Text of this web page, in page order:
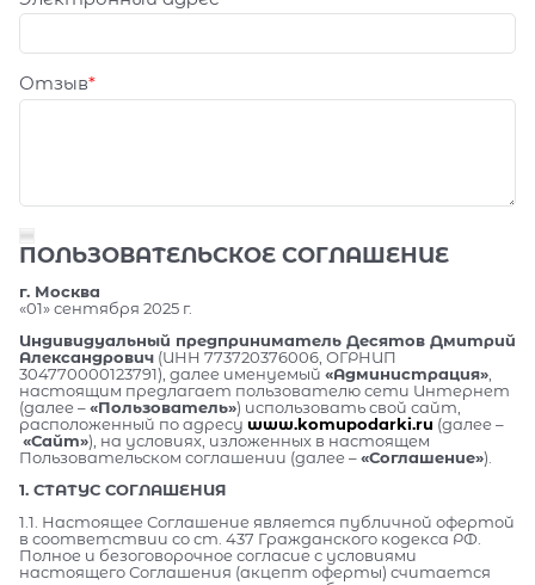
Отзыв
ПОЛЬЗОВАТЕЛЬСКОЕ СОГЛАШЕНИЕ
г. Москва
«01» сентября 2025 г.
Индивидуальный предприниматель Десятов Дмитрий
Александрович (ИНН 773720376006, ОГРНИП
304770000123791), далее именуемый «Администрация»,
настоящим предлагает пользователю сети Интернет
(далее –«Пользователь») использовать свой сайт,
расположенный по адресу www.komupodarki.ru (далее –
«Сайт»), на условиях, изложенных в настоящем
Пользовательском соглашении (далее –«Соглашение»).
1. СТАТУС СОГЛАШЕНИЯ
1.1. Настоящее Соглашение является публичной офертой
в соответствии со ст. 437 Гражданского кодекса РФ.
Полное и безоговорочное согласие с условиями
настоящего Соглашения (акцепт оферты) считается